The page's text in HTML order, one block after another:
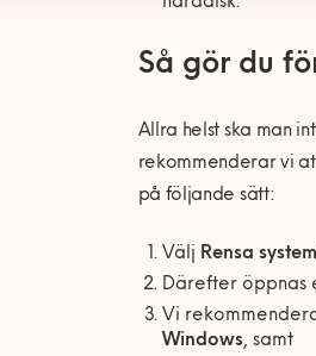
Så gör du
Allra helst ska man
rekommenderar vi
på följande sätt:
Välj Rensa
Därefter öppnas
Vi
Windows, samt